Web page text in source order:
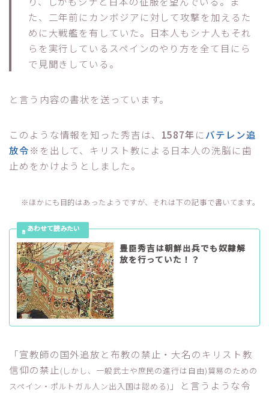
た、二年前にカンボジアに対して攻撃を加えるた
めに大戦艦を有していた。日本人もシナ人もそれ
らを実行しているスペインのやり方を全て目にら
で見聞きしている。
と言う内容の書状を送っています。
このような情報を知った秀吉は、 1587年にバテレン追
放令※を出して、キリスト教による日本人の洗脳に歯
止めをかけようとしました。
※ほかにも目的はあったようですが、それは下の記事で書いてます。
豊臣秀吉は朝鮮出兵でも奴隷解
放を行っていた！？
「宣教師の国外追放と布教の禁止・大名のキリスト教
信仰の禁止 (しかし、一般武士や庶民の進行は自由)貿易のための
スペイン・ポルトガル人ン出入国は認める) 」と言うような令